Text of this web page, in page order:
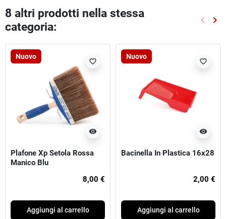
8 altri prodotti nella stessa
categoria:
keyboard_arrow_left keyboard_arrow_right
Nuovo
visibility
favorite_border
Plafone Xp Setola Rossa
Manico Blu
8,00 €
Aggiungi al carrello
Nuovo
visibility
favorite_border
Bacinella In Plastica 16x28
2,00 €
Aggiungi al carrello